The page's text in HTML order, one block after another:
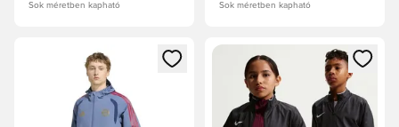
Sok méretben kapható Sok méretben kapható
Megnyit egy modált a bejelentkezéshez vagy a tagként
Megnyit egy modált a